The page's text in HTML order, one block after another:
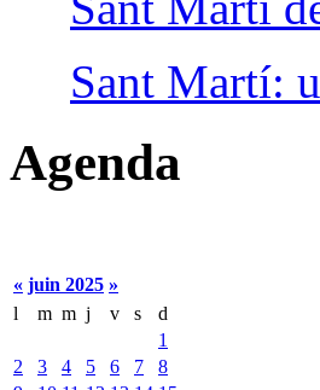
Sant Martí:
Agenda
« juin 2025 »
l
m m j v s
d
1
2
3 4 5 6 7
8